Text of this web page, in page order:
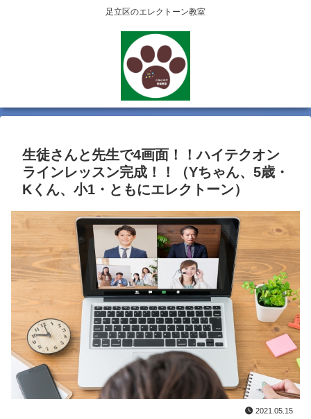
足立区のエレクトーン教室
生徒さんと先生で4画面！！ハイテクオン
ラインレッスン完成！！（Yちゃん、5歳・
Kくん、小1・ともにエレクトーン）
2021.05.15